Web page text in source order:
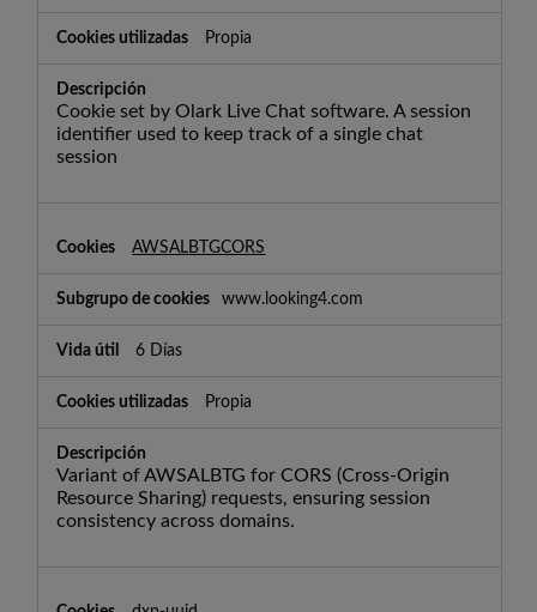
Propia
Cookie set by Olark Live Chat software. A session
identifier used to keep track of a single chat
session
AWSALBTGCORS
www.looking4.com
6 Días
Propia
Variant of AWSALBTG for CORS (Cross-Origin
Resource Sharing) requests, ensuring session
consistency across domains.